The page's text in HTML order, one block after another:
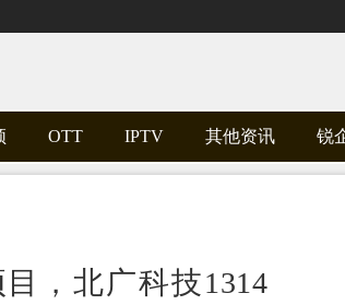
OTT IPTV 其他资讯 锐
，北广科技1314